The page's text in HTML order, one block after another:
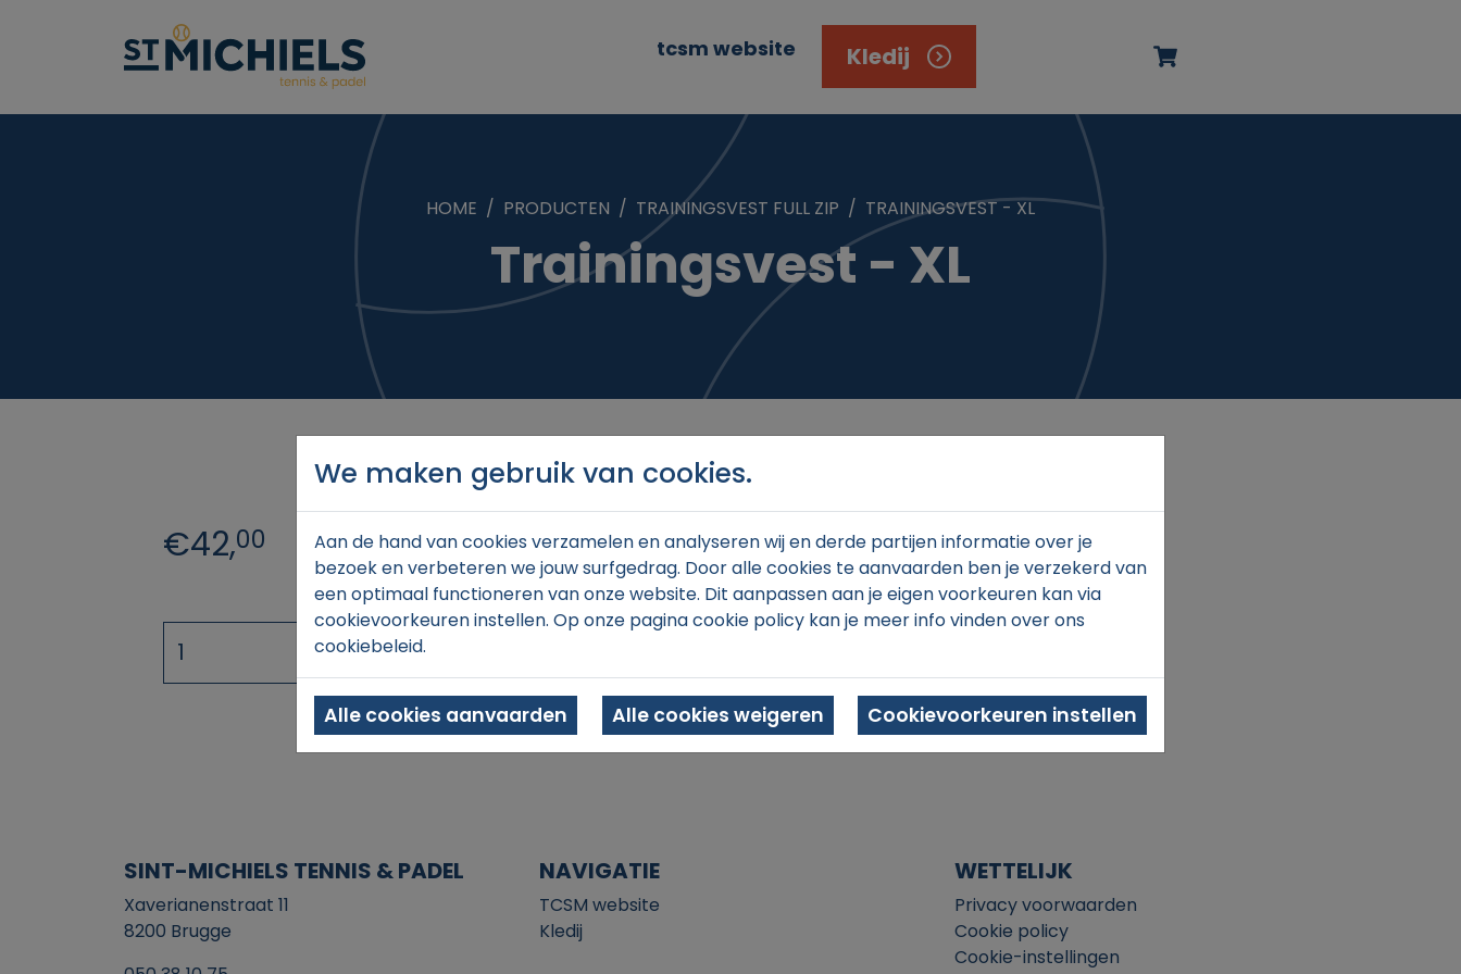
tcsm website Kledij
HOME PRODUCTEN TRAININGSVEST FULL ZIP TRAININGSVEST - XL
Trainingsvest - XL
€42,00
SINT-MICHIELS TENNIS & PADEL
Xaverianenstraat 11
8200 Brugge
NAVIGATIE
TCSM website
Kledij
WETTELIJK
Privacy voorwaarden
Cookie policy
Cookie-instellingen
We maken gebruik van cookies.
Aan de hand van cookies verzamelen en analyseren wij en derde partijen informatie over je
bezoek en verbeteren we jouw surfgedrag. Door alle cookies te aanvaarden ben je verzekerd van
een optimaal functioneren van onze website. Dit aanpassen aan je eigen voorkeuren kan via
cookievoorkeuren instellen. Op onze pagina cookie policy kan je meer info vinden over ons
cookiebeleid.
Alle cookies aanvaarden Alle cookies weigeren Cookievoorkeuren instellen